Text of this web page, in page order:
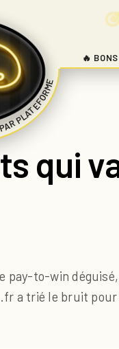
PLATEFORME
🔥
qui
to-win
a trié le bruit